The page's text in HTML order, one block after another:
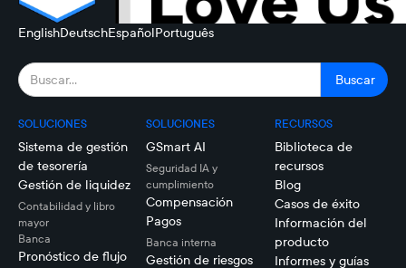
EnglishDeutschEspañolPortuguês
SOLUCIONES
Sistema de gestión
de tesorería
Gestión de liquidez
Contabilidad y libro
mayor
Banca
Pronóstico de flujo
SOLUCIONES
GSmart AI
Seguridad IA y
cumplimiento
Compensación
Pagos
Banca interna
Gestión de riesgos
RECURSOS
Biblioteca de
recursos
Blog
Casos de éxito
Información del
producto
Informes y guías